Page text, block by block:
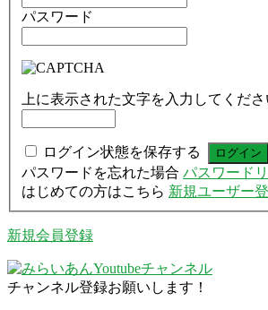
パスワード
上に表示された文字を入力してくださ
ログイン状態を保存する
パスワードを忘れた場合 パスワード
はじめての方はこちら 新規ユーザー
新規会員登録
チャンネル登録お願いします！